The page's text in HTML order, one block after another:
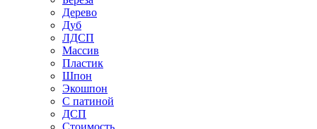
Дерево
Дуб
ЛДСП
Массив
Пластик
Шпон
Экошпон
С патиной
ДСП
Стоимость